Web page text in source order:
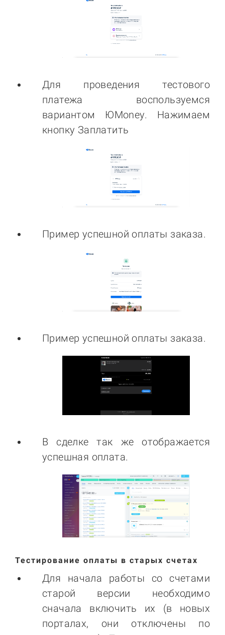
Для проведения тестового
платежа воспользуемся
вариантом ЮMoney. Нажимаем
кнопку Заплатить
Пример успешной оплаты заказа.
Пример успешной оплаты заказа.
В сделке так же отображается
успешная оплата.
Тестирование оплаты в старых счетах
Для начала работы со счетами
старой версии необходимо
сначала включить их (в новых
порталах, они отключены по